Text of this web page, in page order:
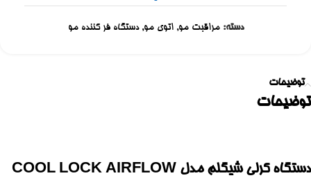
دسته: مراقبت مو, اتوی مو, دستگاه فر کننده مو
توضیحات
توضیحات
دستگاه کرلی شیگلم مدل COOL LOCK AIRFLOW